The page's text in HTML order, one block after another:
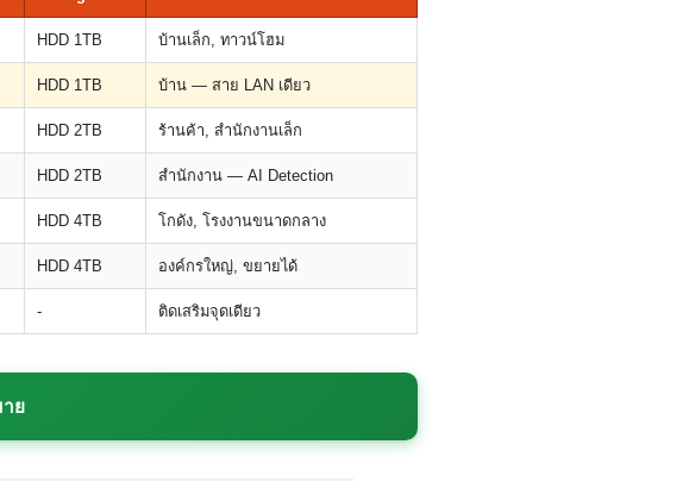
HDD 1TB บ้านเล็ก, ทาวน์โฮม
HDD 1TB บ้าน — สาย LAN เดียว
HDD 2TB ร้านค้า, สำนักงานเล็ก
HDD 2TB สำนักงาน — AI Detection
HDD 4TB โกดัง, โรงงานขนาดกลาง
HDD 4TB องค์กรใหญ่, ขยายได้
- ติดเสริมจุดเดียว
ย